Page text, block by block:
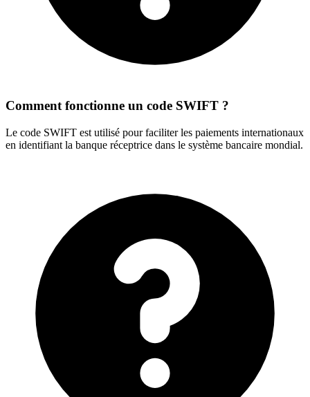
Comment fonctionne un code SWIFT ?
Le code SWIFT est utilisé pour faciliter les paiements internationaux
en identifiant la banque réceptrice dans le système bancaire mondial.